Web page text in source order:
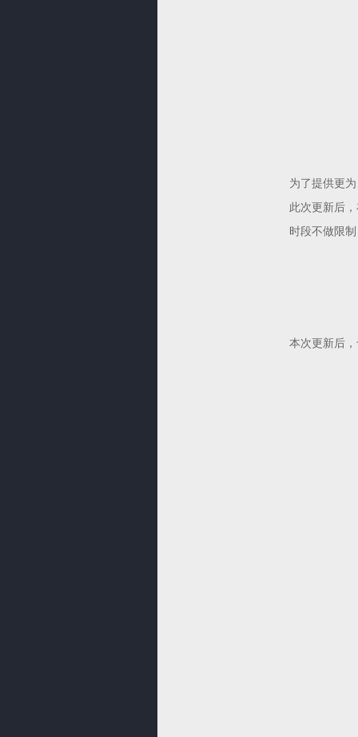
为了提供更
此次更新后
时段不做限
本次更新后